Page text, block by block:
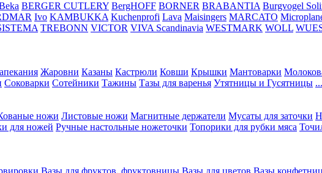
BERGER CUTLERY BergHOFF BORNER BRABANTIA Burgvogel
Ivo KAMBUKKA Kuchenprofi Lava Maisingers MARCATO
TREBONN VICTOR VIVA Scandinavia WESTMARK WOLL
Жаровни Казаны Кастрюли Ковши Крышки Мантоварки
Соковарки Сотейники Тажины Тазы для варенья Утятницы и Гусятницы
ножи Листовые ножи Магнитные держатели Мусаты для заточки
для ножей Ручные настольные ножеточки Топорики для рубки мяса
Вазы для фруктов, фруктовницы Вазы для цветов Вазы